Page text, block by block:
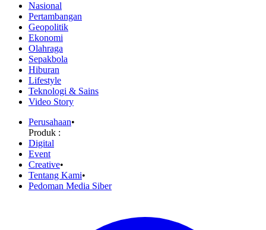
Nasional
Pertambangan
Geopolitik
Ekonomi
Olahraga
Sepakbola
Hiburan
Lifestyle
Teknologi & Sains
Video Story
Perusahaan•
Produk :
Digital
Event
Creative•
Tentang Kami•
Pedoman Media Siber